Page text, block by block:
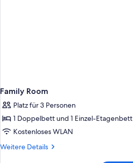
Family Room
Platz für 3 Personen
1 Doppelbett und 1 Einzel-Etagenbett
Kostenloses WLAN
Weitere Details
Weitere